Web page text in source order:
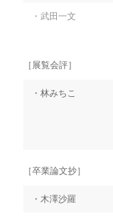
・武田一文
［展覧会評］
・林みちこ
［卒業論文抄］
・木澤沙羅